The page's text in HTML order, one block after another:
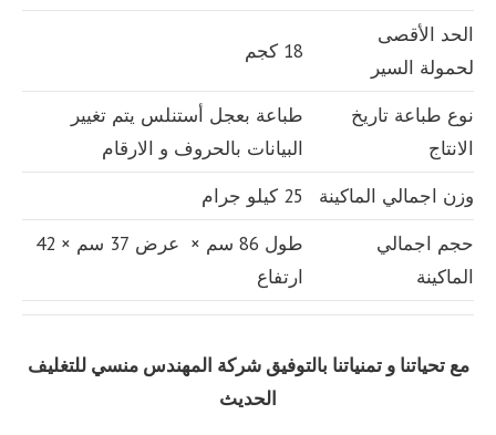
الحد الأقصى
لحمولة السير
18 كجم
نوع طباعة تاريخ
الانتاج
طباعة بعجل أستنلس يتم تغيير
البيانات بالحروف و الارقام
وزن اجمالي الماكينة
25 كيلو جرام
حجم اجمالي
الماكينة
طول 86 سم × عرض 37 سم × 42
ارتفاع
مع تحياتنا و تمنياتنا بالتوفيق شركة المهندس منسي للتغليف
الحديث